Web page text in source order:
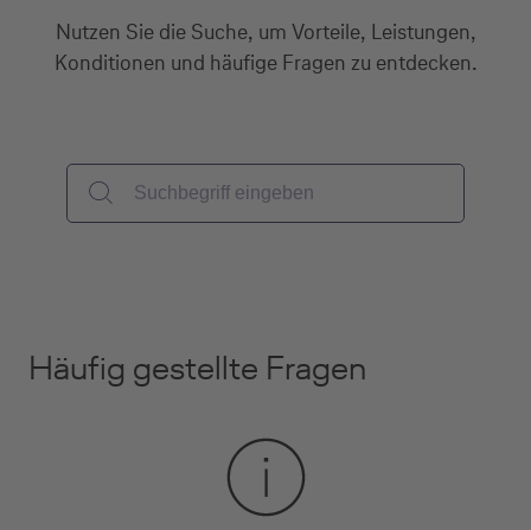
Kreditkarte beantragen
Nutzen Sie die Suche, um Vorteile, Leistungen,
Konditionen und häufige Fragen zu entdecken.
Häufig gestellte Fragen